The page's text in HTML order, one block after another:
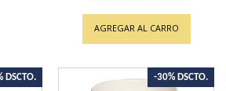
Price
AGREGAR AL CARRO
DSCTO. -30% DSCTO.